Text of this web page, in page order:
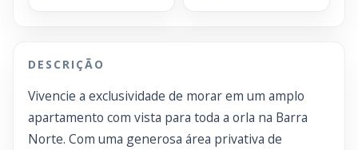
DESCRIÇÃO
Vivencie a exclusividade de morar em um amplo
apartamento com vista para toda a orla na Barra
Norte. Com uma generosa área privativa de